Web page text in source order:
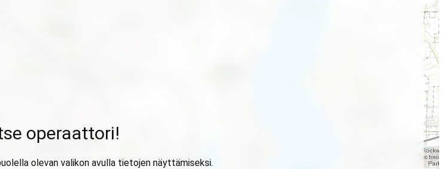
operaattori!
olevan valikon avulla tietojen näyttämiseksi.